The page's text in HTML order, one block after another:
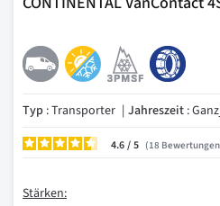
Typ : Transporter Jahreszeit :
4.6/ 18 Bewertungen
Stärken: